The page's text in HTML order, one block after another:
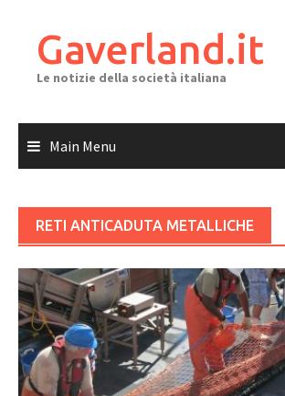
contentGaverland.it
Le notizie della società italiana
Main Menu
RETI ANTICADUTA METALLICHE